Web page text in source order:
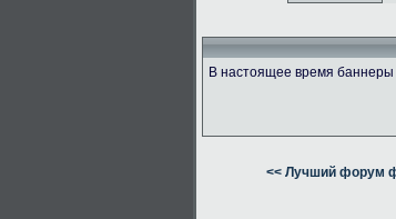
В настоящее время
<< Лучший форум